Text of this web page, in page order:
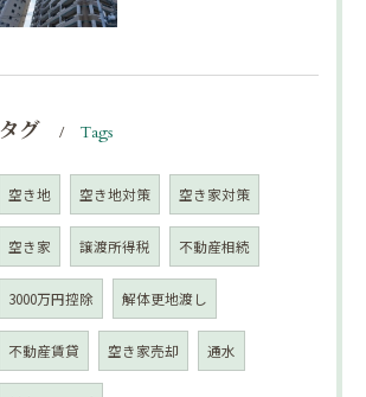
タグ Tags
空き地 空き地対策 空き家対策
空き家 譲渡所得税 不動産相続
3000万円控除 解体更地渡し
不動産賃貸 空き家売却 通水